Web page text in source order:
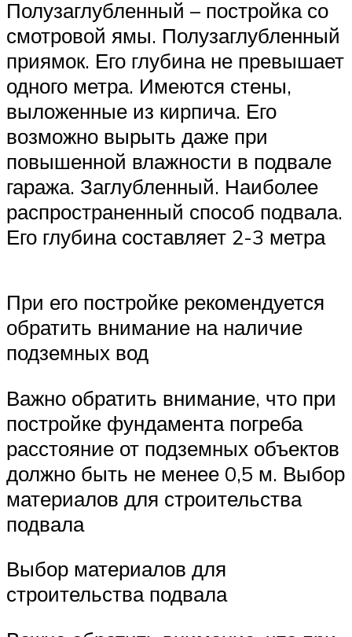
Полузаглубленный – постройка со
смотровой ямы. Полузаглубленный
приямок. Его глубина не превышает
одного метра. Имеются стены,
выложенные из кирпича. Его
возможно вырыть даже при
повышенной влажности в подвале
гаража. Заглубленный. Наиболее
распространенный способ подвала.
Его глубина составляет 2-3 метра
При его постройке рекомендуется
обратить внимание на наличие
подземных вод
Важно обратить внимание, что при
постройке фундамента погреба
расстояние от подземных объектов
должно быть не менее 0,5 м. Выбор
материалов для строительства
подвала
Выбор материалов для
строительства подвала